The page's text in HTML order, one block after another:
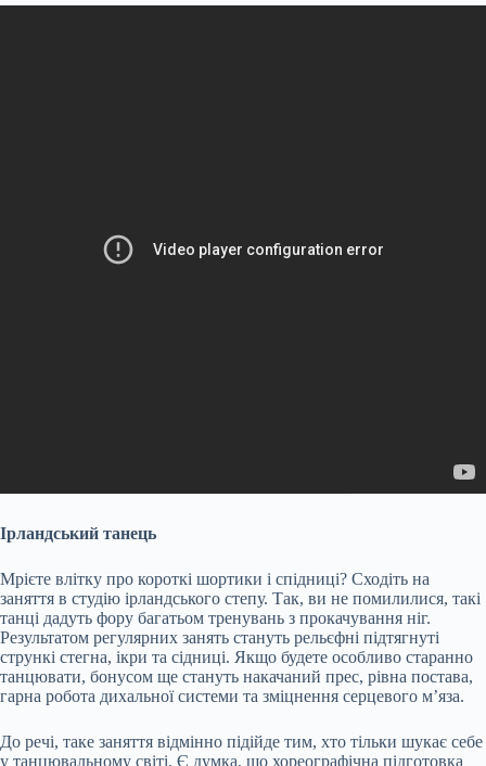
Ірландський танець
Мрієте влітку про короткі шортики і спідниці? Сходіть на
заняття в студію ірландського степу. Так, ви не помилилися, такі
танці дадуть фору багатьом тренувань з прокачування ніг.
Результатом регулярних занять стануть рельєфні підтягнуті
стрункі стегна, ікри та сідниці. Якщо будете особливо старанно
танцювати, бонусом ще стануть накачаний прес, рівна постава,
гарна робота дихальної системи та зміцнення серцевого м’яза.
До речі, таке заняття відмінно підійде тим, хто тільки шукає себе
у танцювальному світі. Є думка, що хореографічна підготовка